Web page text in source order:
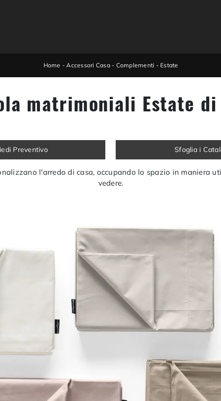
Home -Accessori Casa- Complementi - Estate
matrimoniali Estate
Preventivo Sfoglia i
l'arredo di casa, occupando lo spazio in maniera
vedere.